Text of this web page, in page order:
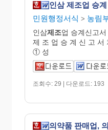
인삼 제조업 승
민원행정서식 > 농림
인삼제조업 승계신고
제 조 업 승 계 신 고 서
① 성
조회수: 29 | 다운로드: 193